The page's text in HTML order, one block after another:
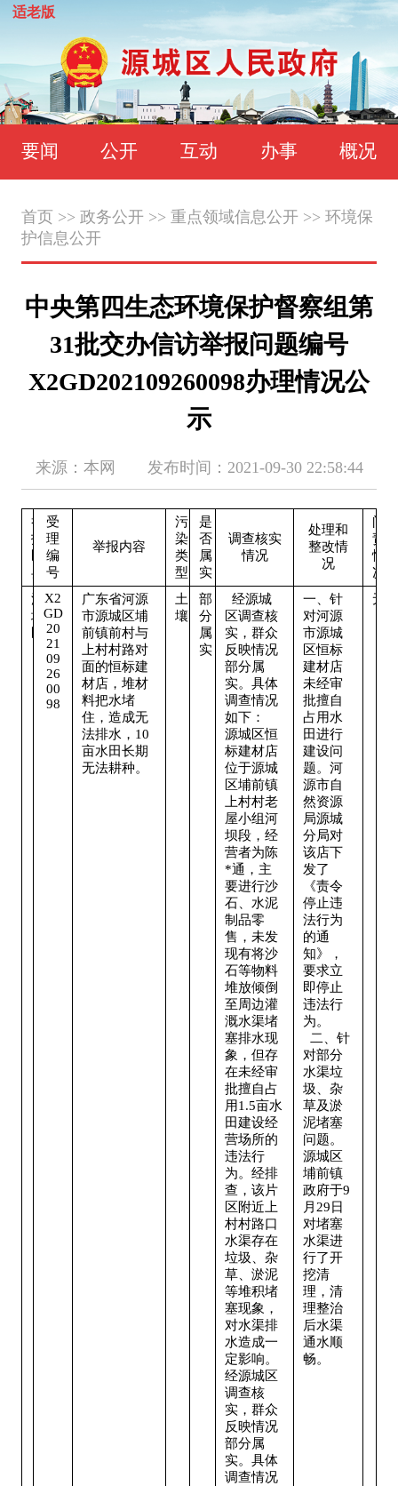
适老版
要闻 公开 互动 办事 概况
首页 >> 政务公开>> 重点领域信息公开>> 环境保
护信息公开
中央第四生态环境保护督察组第
31批交办信访举报问题编号
X2GD202109260098办理情况公
示
来源：本网 发布时间：2021-09-30 22:58:44
举
报
县
受
理
编
号
举报内容
污
染
类
型
是
否
属
实
调查核实
情况
处理和
整改情
况
问
责
情
况
源
城
X2
GD
20
21
09
26
00
98
广东省河源
市源城区埔
前镇前村与
上村村路对
面的恒标建
材店，堆材
料把水堵
住，造成无
法排水，10
亩水田长期
无法耕种。
土
壤
部
分
属
实
经源城
区调查核
实，群众
反映情况
部分属
实。具体
调查情况
如下：
源城区恒
标建材店
位于源城
区埔前镇
上村村老
屋小组河
坝段，经
营者为陈
*通，主
要进行沙
石、水泥
制品零
售，未发
现有将沙
石等物料
堆放倾倒
至周边灌
溉水渠堵
塞排水现
象，但存
在未经审
批擅自占
用1.5亩水
田建设经
营场所的
违法行
为。经排
查，该片
区附近上
村村路口
水渠存在
垃圾、杂
草、淤泥
等堆积堵
塞现象，
对水渠排
水造成一
定影响。
经源城区
调查核
实，群众
反映情况
部分属
实。具体
调查情况
一、针
对河源
市源城
区恒标
建材店
未经审
批擅自
占用水
田进行
建设问
题。河
源市自
然资源
局源城
分局对
该店下
发了
《责令
停止违
法行为
的通
知》，
要求立
即停止
违法行
为。
对部分
水渠垃
圾、杂
草及淤
泥堵塞
问题。
源城区
埔前镇
政府于9
月29日
对堵塞
水渠进
行了开
挖清
理，清
理整治
后水渠
通水顺
畅。
无